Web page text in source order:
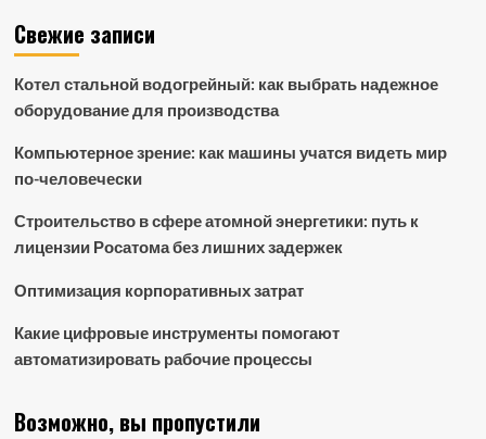
Свежие записи
Котел стальной водогрейный: как выбрать надежное
оборудование для производства
Компьютерное зрение: как машины учатся видеть мир
по-человечески
Строительство в сфере атомной энергетики: путь к
лицензии Росатома без лишних задержек
Оптимизация корпоративных затрат
Какие цифровые инструменты помогают
автоматизировать рабочие процессы
Возможно, вы пропустили